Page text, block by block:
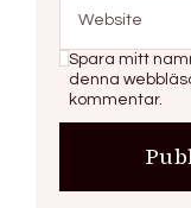
Spara mitt
denna
kommentar.